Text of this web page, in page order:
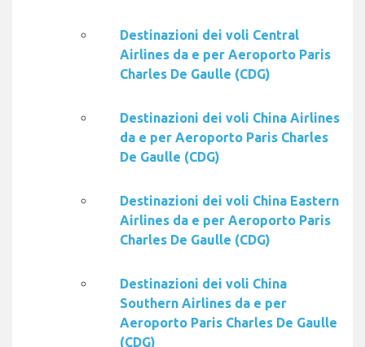
Destinazioni dei voli Central
Airlines da e per Aeroporto Paris
Charles De Gaulle (CDG)
Destinazioni dei voli China Airlines
da e per Aeroporto Paris Charles
De Gaulle (CDG)
Destinazioni dei voli China Eastern
Airlines da e per Aeroporto Paris
Charles De Gaulle (CDG)
Destinazioni dei voli China
Southern Airlines da e per
Aeroporto Paris Charles De Gaulle
(CDG)